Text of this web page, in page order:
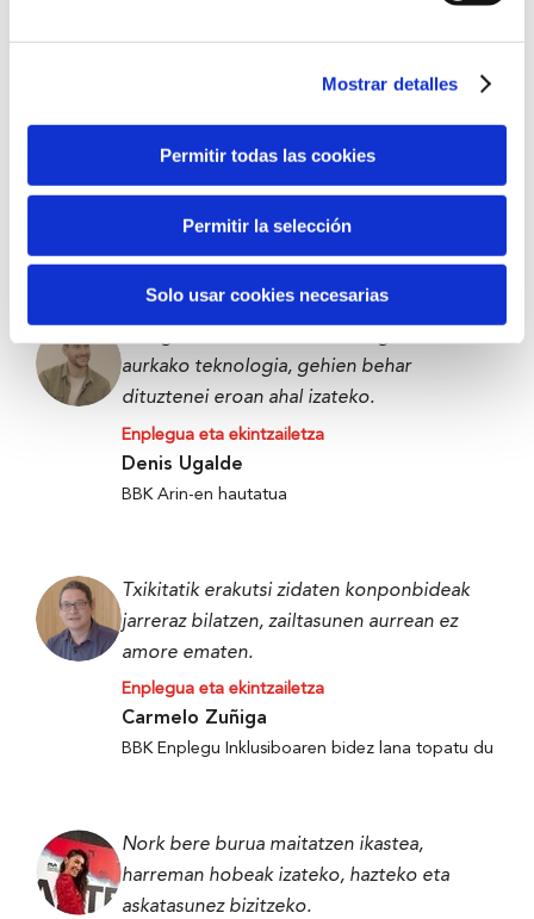
Mostrar detalles
Permitir todas las cookies
Permitir la selección
Solo usar cookies necesarias
aurkako teknologia, gehien behar
dituztenei eroan ahal izateko.
Enplegua eta ekintzailetza
Denis Ugalde
BBK Arin-en hautatua
Txikitatik erakutsi zidaten konponbideak
jarreraz bilatzen, zailtasunen aurrean ez
amore ematen.
Enplegua eta ekintzailetza
Carmelo Zuñiga
BBK Enplegu Inklusiboaren bidez lana topatu du
Nork bere burua maitatzen ikastea,
harreman hobeak izateko, hazteko eta
askatasunez bizitzeko.